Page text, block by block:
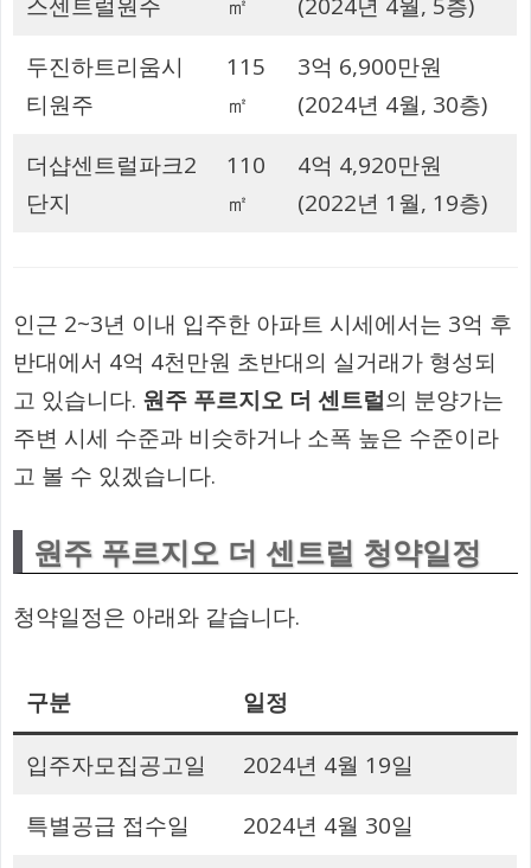
두진하트리움시
티원주
115
㎡
3억 6,900만원
(2024년 4월, 30층)
더샵센트럴파크2
단지
110
㎡
4억 4,920만원
(2022년 1월, 19층)
인근 2~3년 이내 입주한 아파트 시세에서는 3억 후
반대에서 4억 4천만원 초반대의 실거래가 형성되
고 있습니다. 원주 푸르지오 더 센트럴의 분양가는
주변 시세 수준과 비슷하거나 소폭 높은 수준이라
고 볼 수 있겠습니다.
원주 푸르지오 더 센트럴 청약일정
청약일정은 아래와 같습니다.
구분 일정
입주자모집공고일
2024년 4월 19일
특별공급 접수일
2024년 4월 30일